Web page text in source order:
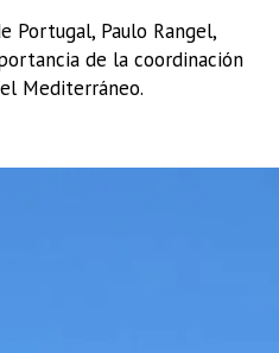
Portugal, Paulo Rangel,
de la coordinación
Mediterráneo.